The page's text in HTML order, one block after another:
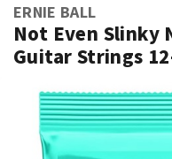
ベース
ERNIE BALL
Not Even Slinky
Guitar Strings